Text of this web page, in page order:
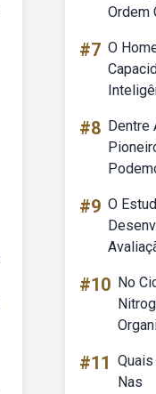
Ordem
#7 O
#8 Dentre
#9 O
#10 No
#11
Nas